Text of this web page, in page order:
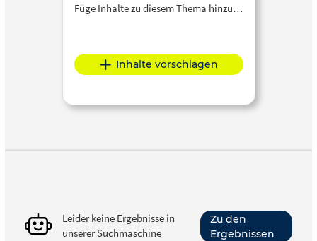
Füge Inhalte zu diesem Thema hinzu…
Inhalte vorschlagen
Leider keine Ergebnisse in
unserer Suchmaschine
Zu den
Ergebnissen